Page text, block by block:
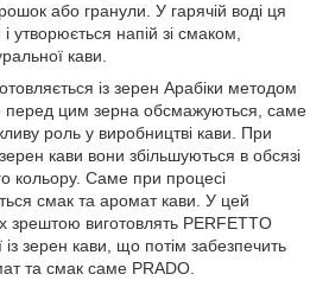
або гранули. У гарячій воді ця
утворюється напій зі смаком,
кави.
із зерен Арабіки методом
перед цим зерна обсмажуються, саме
роль у виробництві кави. При
кави вони збільшуються в обсязі
кольору. Саме при процесі
смак та аромат кави. У цей
зрештою виготовлять PERFETTO
зерен кави, що потім забезпечить
та смак саме PRADO.